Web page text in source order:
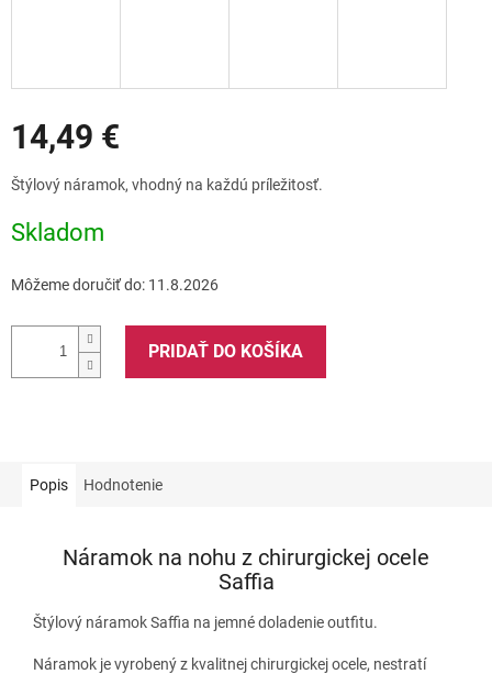
14,49 €
Jednotková
cena:
Štýlový náramok, vhodný na každú príležitosť.
Skladom
Môžeme doručiť do: 11.8.2026
PRIDAŤ DO KOŠÍKA
Popis Hodnotenie
Náramok na nohu z chirurgickej ocele
Saffia
Štýlový náramok Saffia na jemné doladenie outfitu.
Náramok je vyrobený z kvalitnej chirurgickej ocele, nestratí